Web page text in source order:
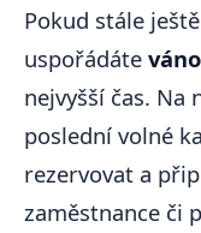
Pokud stále
uspořádáte
nejvyšší čas. Na
poslední volné
rezervovat a
zaměstnance či